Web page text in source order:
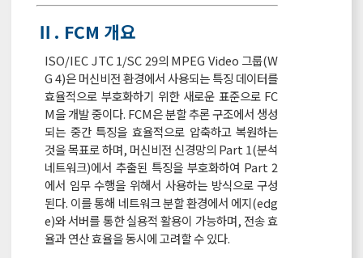
Ⅱ. FCM 개요
ISO/IEC JTC 1/SC 29의 MPEG Video 그룹(W
G 4)은 머신비전 환경에서 사용되는 특징 데이터를
효율적으로 부호화하기 위한 새로운 표준으로 FC
M을 개발 중이다. FCM은 분할 추론 구조에서 생성
되는 중간 특징을 효율적으로 압축하고 복원하는
것을 목표로 하며, 머신비전 신경망의 Part 1(분석
네트워크)에서 추출된 특징을 부호화하여 Part 2
에서 임무 수행을 위해서 사용하는 방식으로 구성
된다. 이를 통해 네트워크 분할 환경에서 에지(edg
e)와 서버를 통한 실용적 활용이 가능하며, 전송 효
율과 연산 효율을 동시에 고려할 수 있다.